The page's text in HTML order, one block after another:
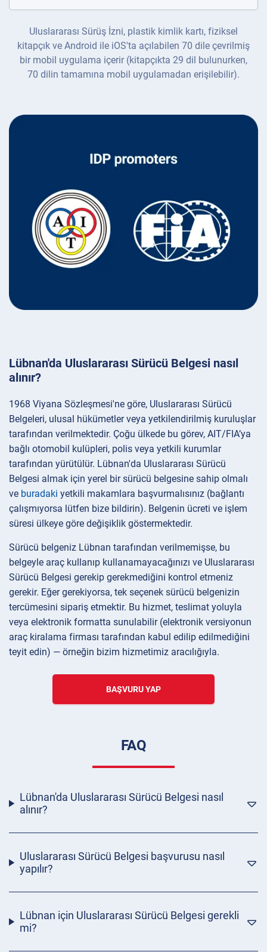
Uluslararası Sürüş İzni, plastik kimlik kartı, fiziksel
kitapçık ve Android ile iOS'ta açılabilen 70 dile çevrilmiş
bir mobil uygulama içerir (kitapçıkta 29 dil bulunurken,
70 dilin tamamına mobil uygulamadan erişilebilir).
Lübnan'da Uluslararası Sürücü Belgesi nasıl
alınır?
1968 Viyana Sözleşmesi'ne göre, Uluslararası Sürücü
Belgeleri, ulusal hükümetler veya yetkilendirilmiş kuruluşlar
tarafından verilmektedir. Çoğu ülkede bu görev, AIT/FIA’ya
bağlı otomobil kulüpleri, polis veya yetkili kurumlar
tarafından yürütülür. Lübnan'da Uluslararası Sürücü
Belgesi almak için yerel bir sürücü belgesine sahip olmalı
ve buradaki yetkili makamlara başvurmalısınız (bağlantı
çalışmıyorsa lütfen bize bildirin). Belgenin ücreti ve işlem
süresi ülkeye göre değişiklik göstermektedir.
Sürücü belgeniz Lübnan tarafından verilmemişse, bu
belgeyle araç kullanıp kullanamayacağınızı ve Uluslararası
Sürücü Belgesi gerekip gerekmediğini kontrol etmeniz
gerekir. Eğer gerekiyorsa, tek seçenek sürücü belgenizin
tercümesini sipariş etmektir. Bu hizmet, teslimat yoluyla
veya elektronik formatta sunulabilir (elektronik versiyonun
araç kiralama firması tarafından kabul edilip edilmediğini
teyit edin) — örneğin bizim hizmetimiz aracılığıyla.
BAŞVURU YAP
FAQ
Lübnan'da Uluslararası Sürücü Belgesi nasıl
alınır?
Uluslararası Sürücü Belgesi başvurusu nasıl
yapılır?
Lübnan için Uluslararası Sürücü Belgesi gerekli
mi?